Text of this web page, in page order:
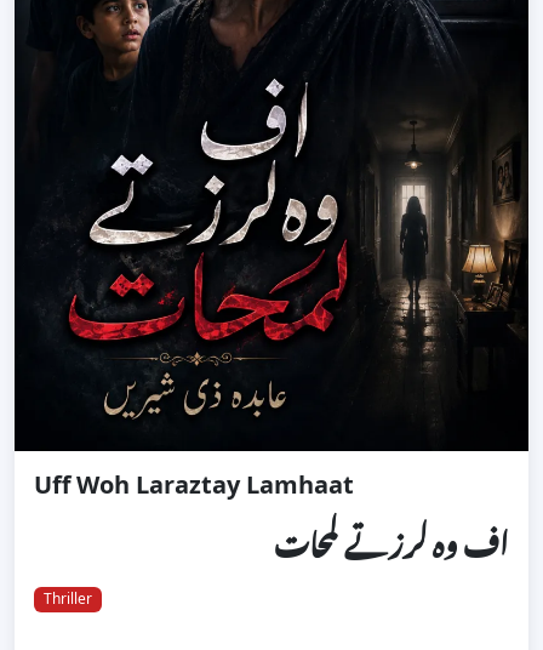
Uff Woh Laraztay Lamhaat
اف وہ لرزتے لمحات
Thriller